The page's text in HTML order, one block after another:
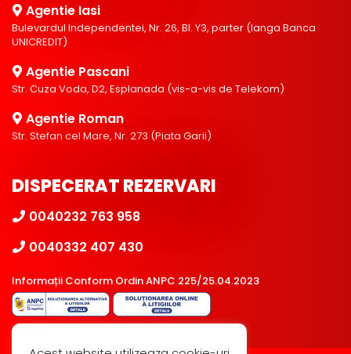
Agentie Iasi
Bulevardul Independentei, Nr. 26, Bl. Y3, parter (langa Banca
UNICREDIT)
Agentie Pascani
Str. Cuza Voda, D2, Esplanada (vis-a-vis de Telekom)
Agentie Roman
Str. Stefan cel Mare, Nr. 273 (Piata Garii)
DISPECERAT REZERVARI
0040232 763 958
0040332 407 430
Informații Conform Ordin ANPC 225/25.04.2023